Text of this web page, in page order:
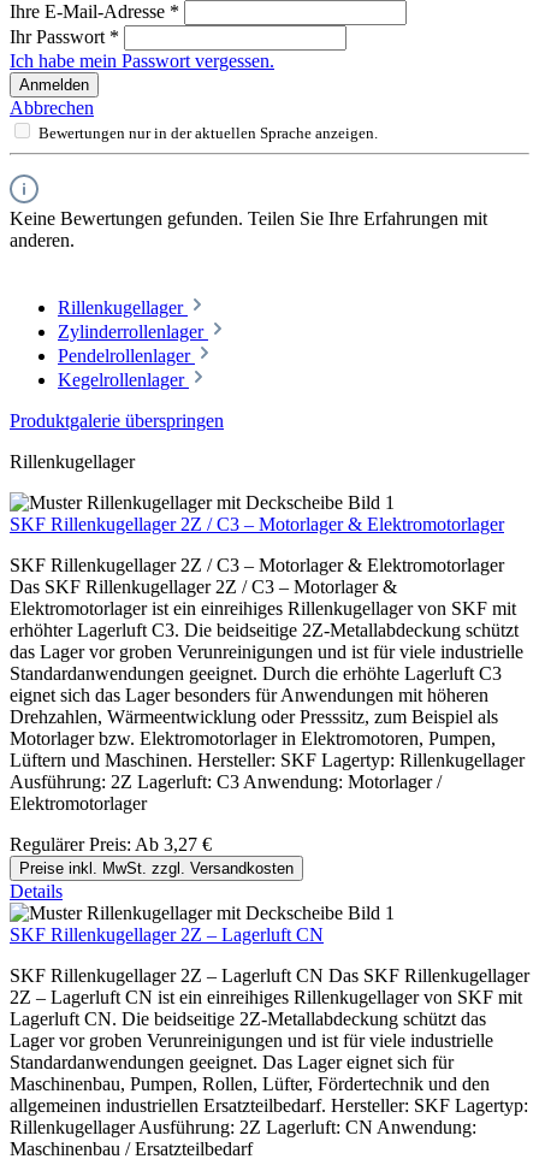
Ihre E-Mail-Adresse *
Ihr Passwort *
Ich habe mein Passwort vergessen.
Anmelden
Abbrechen
Bewertungen nur in der aktuellen Sprache anzeigen.
Keine Bewertungen gefunden. Teilen Sie Ihre Erfahrungen mit
anderen.
Rillenkugellager
Zylinderrollenlager
Pendelrollenlager
Kegelrollenlager
Produktgalerie überspringen
Rillenkugellager
SKF Rillenkugellager 2Z / C3 – Motorlager & Elektromotorlager
SKF Rillenkugellager 2Z / C3 – Motorlager & Elektromotorlager
Das SKF Rillenkugellager 2Z / C3 – Motorlager &
Elektromotorlager ist ein einreihiges Rillenkugellager von SKF mit
erhöhter Lagerluft C3. Die beidseitige 2Z-Metallabdeckung schützt
das Lager vor groben Verunreinigungen und ist für viele industrielle
Standardanwendungen geeignet. Durch die erhöhte Lagerluft C3
eignet sich das Lager besonders für Anwendungen mit höheren
Drehzahlen, Wärmeentwicklung oder Presssitz, zum Beispiel als
Motorlager bzw. Elektromotorlager in Elektromotoren, Pumpen,
Lüftern und Maschinen. Hersteller: SKF Lagertyp: Rillenkugellager
Ausführung: 2Z Lagerluft: C3 Anwendung: Motorlager /
Elektromotorlager
Regulärer Preis: Ab 3,27 €
Preise inkl. MwSt. zzgl. Versandkosten
Details
SKF Rillenkugellager 2Z – Lagerluft CN
SKF Rillenkugellager 2Z – Lagerluft CN Das SKF Rillenkugellager
2Z – Lagerluft CN ist ein einreihiges Rillenkugellager von SKF mit
Lagerluft CN. Die beidseitige 2Z-Metallabdeckung schützt das
Lager vor groben Verunreinigungen und ist für viele industrielle
Standardanwendungen geeignet. Das Lager eignet sich für
Maschinenbau, Pumpen, Rollen, Lüfter, Fördertechnik und den
allgemeinen industriellen Ersatzteilbedarf. Hersteller: SKF Lagertyp:
Rillenkugellager Ausführung: 2Z Lagerluft: CN Anwendung:
Maschinenbau / Ersatzteilbedarf